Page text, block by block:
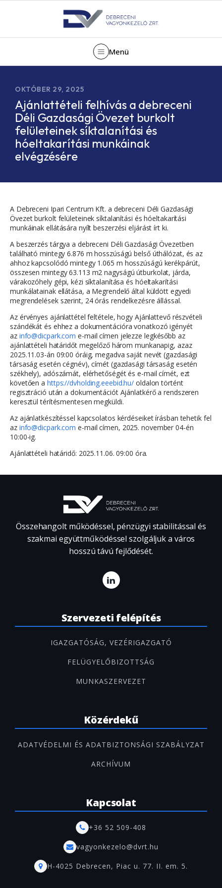
Menü
OKTÓBER 29, 2025
Ajánlattételi felhívás a debreceni
Déli Gazdasági Övezet burkolt
felületeinek síktalanítási és
hóeltakarítási munkáinak
elvégzésére
A Debreceni Ipari Centrum Kft. a debreceni Déli Gazdasági
Övezet burkolt felületeinek síktalanítási és hóeltakarítási
munkáinak ellátására nyílt beszerzési eljárást írt ki.
A beszerzés tárgya a debreceni Déli Gazdasági Övezetben
található mintegy 6.876 m hosszúságú belső úthálózat, és az
ahhoz kapcsolódó mintegy 1.065 m hosszúságú kerékpárút,
összesen mintegy 63.113 m2 nagyságú útburkolat, járda,
várakozóhely gépi, kézi síktalanítása és hóeltakarítási
munkálatainak ellátása, a Megrendelő által küldött egyedi
megrendelések szerint, 24 órás rendelkezésre állással.
Az érvényes ajánlattétel feltétele, hogy Ajánlattevő részvételi
szándékát és ehhez a dokumentációra vonatkozó igényét
az info@dicpark.com e-mail címen jelezze legkésőbb az
ajánlattételi határidőt megelőző három munkanapig, azaz
2025.11.03-án 09:00 óráig, megadva saját nevét (gazdasági
társaság esetén cégnév), címét (gazdasági társaság esetén
székhely), adószámát, elérhetőségét és e-mail címét, ezt
követően a https://dvholding.eeebid.hu/ oldalon történt
regisztráció után a dokumentációt Ajánlatkérő a rendszeren
keresztül térítésmentesen megküldi.
Az ajánlatkészítéssel kapcsolatos kérdéseiket írásban tehetik fel
az info@dicpark.com e-mail címen, 2025. november 04-én
10:00-ig.
Ajánlattételi határidő: 2025.11.06. 09:00 óra.
Összehangolt működéssel, pénzügyi stabilitással és
szakmai együttműködéssel szolgáljuk a város
hosszú távú fejlődését.
Szervezeti felépítés
IGAZGATÓSÁG, VEZÉRIGAZGATÓ
FELÜGYELŐBIZOTTSÁG
MUNKASZERVEZET
Közérdekű
ADATVÉDELMI ÉS ADATBIZTONSÁGI SZABÁLYZAT
ARCHÍVUM
Kapcsolat
+36 52 509-408
vagyonkezelo@dvrt.hu
H-4025 Debrecen, Piac u. 77. II. em. 5.